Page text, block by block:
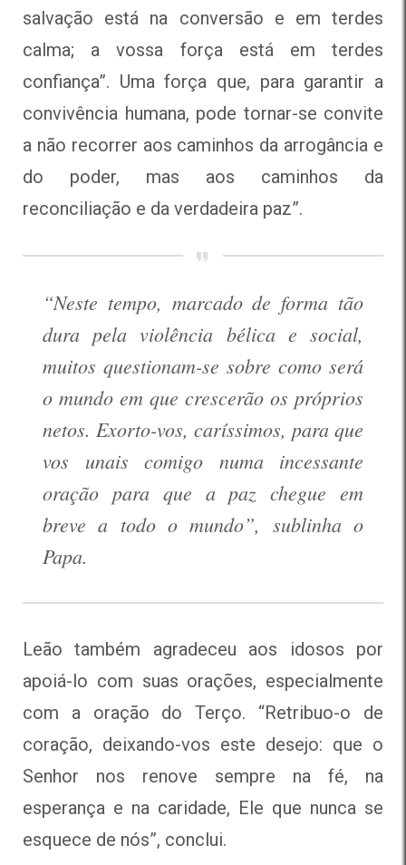
salvação está na conversão e em terdes
calma; a vossa força está em terdes
confiança”. Uma força que, para garantir a
convivência humana, pode tornar-se convite
a não recorrer aos caminhos da arrogância e
do poder, mas aos caminhos da
reconciliação e da verdadeira paz”.
“Neste tempo, marcado de forma tão
dura pela violência bélica e social,
muitos questionam-se sobre como será
o mundo em que crescerão os próprios
netos. Exorto-vos, caríssimos, para que
vos unais comigo numa incessante
oração para que a paz chegue em
breve a todo o mundo”, sublinha o
Papa.
Leão também agradeceu aos idosos por
apoiá-lo com suas orações, especialmente
com a oração do Terço. “Retribuo-o de
coração, deixando-vos este desejo: que o
Senhor nos renove sempre na fé, na
esperança e na caridade, Ele que nunca se
esquece de nós”, conclui.